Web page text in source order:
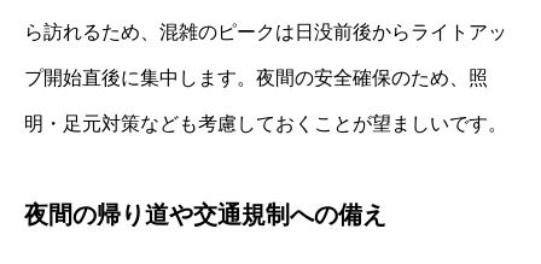
ら訪れるため、混雑のピークは日没前後からライトアッ
プ開始直後に集中します。夜間の安全確保のため、照
明・足元対策なども考慮しておくことが望ましいです。
夜間の帰り道や交通規制への備え